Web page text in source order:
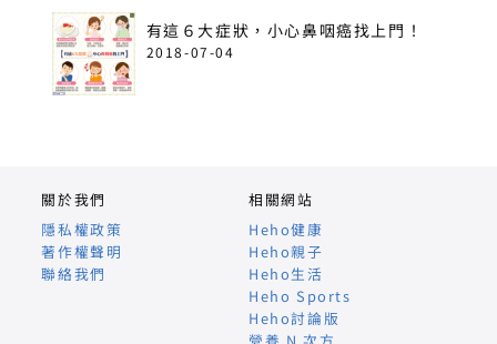
有這６大症狀，小心鼻咽癌找上門！
2018-07-04
關於我們
隱私權政策
著作權聲明
聯絡我們
相關網站
Heho健康
Heho親子
Heho生活
Heho Sports
Heho討論版
營養 N 次方